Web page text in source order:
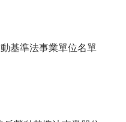
基準法事業單位名單